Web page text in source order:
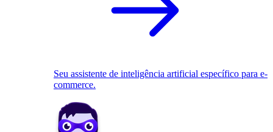
Seu assistente de inteligência artificial específico para e-
commerce.